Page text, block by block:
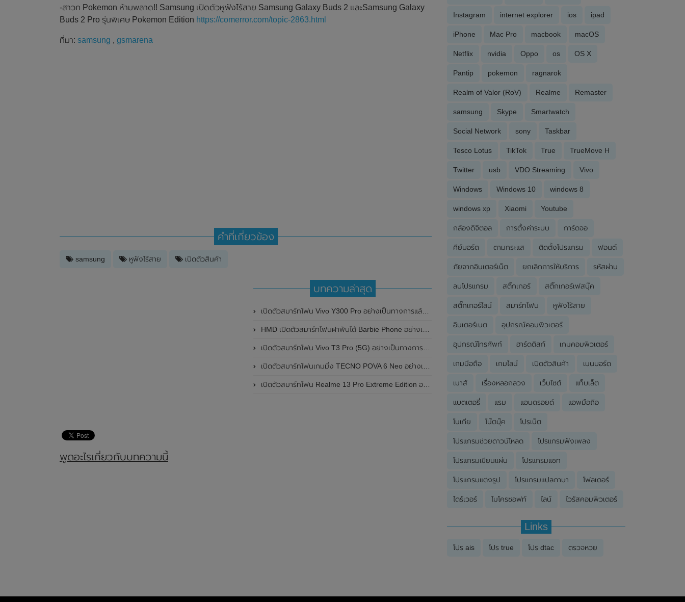
-สาวก Pokemon ห้ามพลาด!! Samsung เปิดตัวหูฟังไร้สาย Samsung Galaxy Buds 2 และSamsung Galaxy
Buds 2 Pro รุ่นพิเศษ Pokemon Edition https://comerror.com/topic-2863.html
ที่มา: samsung , gsmarena
คำที่เกี่ยวข้อง
samsung หูฟังไร้สาย เปิดตัวสินค้า
บทความล่าสุด
เปิดตัวสมาร์ทโฟน Vivo Y300 Pro อย่างเป็นทางการแล้วในประเทศจีน มาพร้อมดีไซน์พรีเมี่ยม ทนทาน และแบตเตอรี่สุดอึดขนาดใหญ่ 6,500mAh พร้อมรองรับการชาร์จไว 80W
HMD เปิดตัวสมาร์ทโฟนฝาพับได้ Barbie Phone อย่างเป็นทางการแล้ว มาพร้อมธีมสีชมพูสดใส
เปิดตัวสมาร์ทโฟน Vivo T3 Pro (5G) อย่างเป็นทางการแล้วในประเทศอินเดีย
เปิดตัวสมาร์ทโฟนเกมมิ่ง TECNO POVA 6 Neo อย่างเป็นทางการแล้วในประเทศไทย ในราคา 8,499 บาท
เปิดตัวสมาร์ทโฟน Realme 13 Pro Extreme Edition อย่างเป็นทางการแล้วในประเทศจีน
พูดอะไรเกี่ยวกับบทความนี้
Instagram internet explorer ios ipad
iPhone Mac Pro macbook macOS
Netflix nvidia Oppo os OS X
Pantip pokemon ragnarok
Realm of Valor (RoV) Realme Remaster
samsung Skype Smartwatch
Social Network sony Taskbar
Tesco Lotus TikTok True TrueMove H
Twitter usb VDO Streaming Vivo
Windows Windows 10 windows 8
windows xp Xiaomi Youtube
กล้องดิจิตอล การตั้งค่าระบบ การ์ดจอ
คีย์บอร์ด ตามกระแส ติดตั้งโปรแกรม ฟอนต์
ภัยจากอินเตอร์เน็ต ยกเลิกการให้บริการ รหัสผ่าน
ลบโปรแกรม สติ๊กเกอร์ สติ๊กเกอร์เฟสบุ๊ค
สติ๊กเกอร์ไลน์ สมาร์ทโฟน หูฟังไร้สาย
อินเตอร์เนต อุปกรณ์คอมพิวเตอร์
อุปกรณ์โทรศัพท์ ฮาร์ดดิสก์ เกมคอมพิวเตอร์
เกมมือถือ เกมไลน์ เปิดตัวสินค้า เมนบอร์ด
เมาส์ เรื่องหลอกลวง เว็บไซต์ แท็บเล็ต
แบตเตอรี่ แรม แอนดรอยด์ แอพมือถือ
โนเกีย โน๊ตบุ๊ค โปรเน็ต
โปรแกรมช่วยดาวน์โหลด โปรแกรมฟังเพลง
โปรแกรมเขียนแผ่น โปรแกรมแชท
โปรแกรมแต่งรูป โปรแกรมแปลภาษา โฟลเดอร์
ไดร์เวอร์ ไมโครซอฟท์ ไลน์ ไวรัสคอมพิวเตอร์
Links
โปร ais โปร true โปร dtac ตรวจหวย